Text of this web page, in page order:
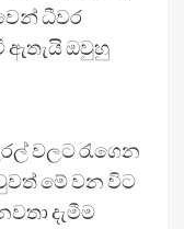
ධීවර
ඇතැයි ඔවුහු
වලට රැගෙන
මේ වන විට
දැමීම